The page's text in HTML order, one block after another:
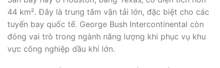
44 km². Đây là trung tâm vận tải lớn, đặc biệt cho các
tuyến bay quốc tế. George Bush Intercontinental còn
đóng vai trò trong ngành năng lượng khi phục vụ khu
vực công nghiệp dầu khí lớn.